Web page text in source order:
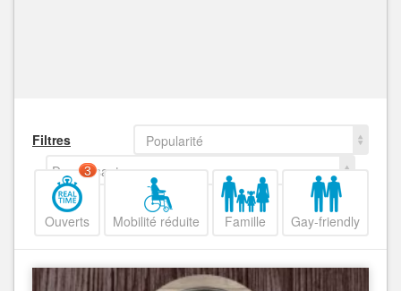
Filtres
Popularité
Decroissant
Ouverts
3
Mobilité réduite Famille Gay-friendly